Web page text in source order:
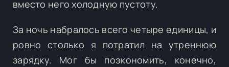
вместо него холодную пустоту.
За ночь набралось всего четыре единицы, и
ровно столько я потратил на утреннюю
зарядку. Мог бы поэкономить, конечно,